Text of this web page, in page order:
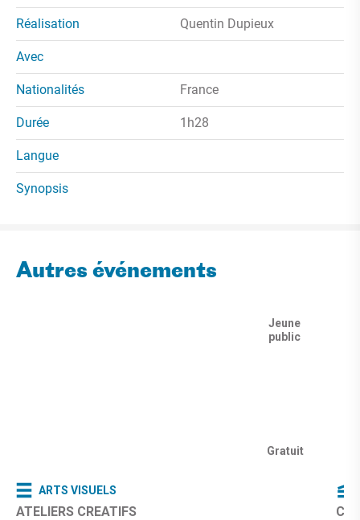
Réalisation Quentin Dupieux
Avec
Nationalités France
Durée 1h28
Langue
Synopsis
Autres événements
Gratuit
Jeune
public
ARTS VISUELS
ATELIERS CREATIFS